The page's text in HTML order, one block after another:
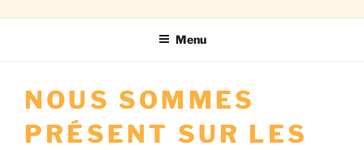
Collinaou
Charcutiers traiteurs – Vente sur
Menu
NOUS SOMMES
PRÉSENT SUR LES